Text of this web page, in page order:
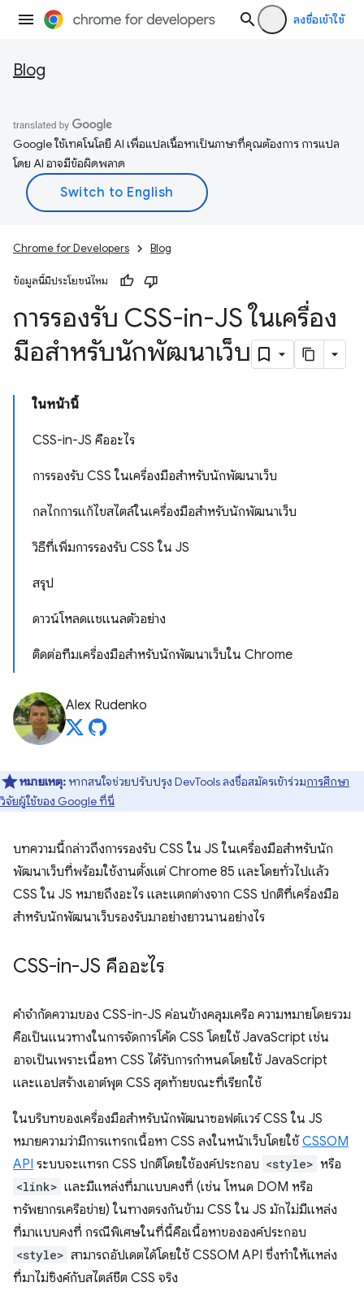
ลงชื่อเข้าใช้
Blog
Google ใช้เทคโนโลยี AI เพื่อแปลเนื้อหาเป็นภาษาที่คุณต้องการ การแปล
โดย AI อาจมีข้อผิดพลาด
Chrome for Developers Blog
ข้อมูลนี้มีประโยชน์ไหม
การรองรับ CSS-in-JS ในเครื่อง
มือสำหรับนักพัฒนาเว็บ
ในหน้านี้
CSS-in-JS คืออะไร
การรองรับ CSS ในเครื่องมือสำหรับนักพัฒนาเว็บ
กลไกการแก้ไขสไตล์ในเครื่องมือสำหรับนักพัฒนาเว็บ
วิธีที่เพิ่มการรองรับ CSS ใน JS
สรุป
ดาวน์โหลดแชแนลตัวอย่าง
ติดต่อทีมเครื่องมือสำหรับนักพัฒนาเว็บใน Chrome
Alex Rudenko
หมายเหตุ: หากสนใจช่วยปรับปรุง DevTools ลงชื่อสมัครเข้าร่วมการศึกษา
วิจัยผู้ใช้ของ Google ที่นี่
บทความนี้กล่าวถึงการรองรับ CSS ใน JS ในเครื่องมือสำหรับนัก
พัฒนาเว็บที่พร้อมใช้งานตั้งแต่ Chrome 85 และโดยทั่วไปแล้ว
CSS ใน JS หมายถึงอะไร และแตกต่างจาก CSS ปกติที่เครื่องมือ
สำหรับนักพัฒนาเว็บรองรับมาอย่างยาวนานอย่างไร
CSS-in-JS คืออะไร
คําจํากัดความของ CSS-in-JS ค่อนข้างคลุมเครือ ความหมายโดยรวม
คือเป็นแนวทางในการจัดการโค้ด CSS โดยใช้ JavaScript เช่น
อาจเป็นเพราะเนื้อหา CSS ได้รับการกําหนดโดยใช้ JavaScript
และแอปสร้างเอาต์พุต CSS สุดท้ายขณะที่เรียกใช้
ในบริบทของเครื่องมือสำหรับนักพัฒนาซอฟต์แวร์ CSS ใน JS
หมายความว่ามีการแทรกเนื้อหา CSS ลงในหน้าเว็บโดยใช้ CSSOM
API ระบบจะแทรก CSS ปกติโดยใช้องค์ประกอบ <style> หรือ
<link> และมีแหล่งที่มาแบบคงที่ (เช่น โหนด DOM หรือ
ทรัพยากรเครือข่าย) ในทางตรงกันข้าม CSS ใน JS มักไม่มีแหล่ง
ที่มาแบบคงที่ กรณีพิเศษในที่นี้คือเนื้อหาขององค์ประกอบ
<style> สามารถอัปเดตได้โดยใช้ CSSOM API ซึ่งทําให้แหล่ง
ที่มาไม่ซิงค์กับสไตล์ชีต CSS จริง